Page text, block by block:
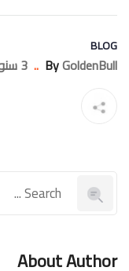
BLOG
ByGoldenBull
.. 3 سنوات ago
About Author